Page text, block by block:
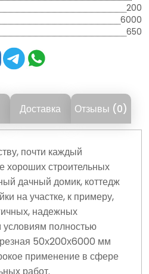
200
6000
650
Доставка Отзывы (0)
почти каждый
хороших строительных
дачный домик, коттедж
на участке, к примеру,
надежных
полностью
50х200х6000 мм
применение в сфере